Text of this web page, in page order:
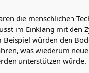
die menschlichen
im Einklang mit den
Beispiel würden den
was wiederum
unterstützen würde.